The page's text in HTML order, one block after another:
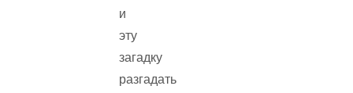
и
эту
загадку
разгадать